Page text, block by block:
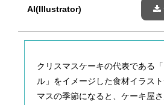
AI(Illustrator)
クリスマスケーキの代表である
ル」をイメージした食材イラス
マスの季節になると、ケーキ屋